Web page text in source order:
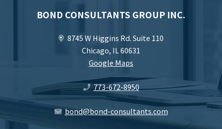
BOND CONSULTANTS GROUP INC.
8745 W Higgins Rd. Suite 110
Chicago, IL 60631
Google Maps
773-672-8950
bond@bond-consultants.com